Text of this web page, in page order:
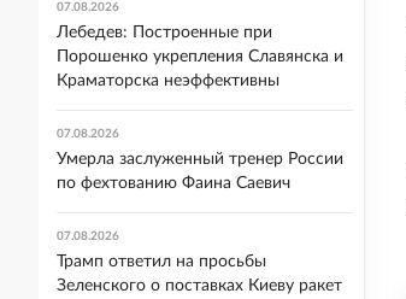
07.08.2026
Лебедев: Построенные при
Порошенко укрепления Славянска и
Краматорска неэффективны
07.08.2026
Умерла заслуженный тренер России
по фехтованию Фаина Саевич
07.08.2026
Трамп ответил на просьбы
Зеленского о поставках Киеву ракет